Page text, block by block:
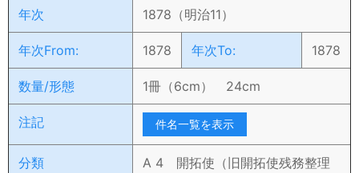
年次 1878（明治11）
年次From: 1878 年次To: 1878
数量/形態 1冊（6cm） 24cm
注記 件名一覧を表示
分類
A 4 開拓使（旧開拓使残務整理